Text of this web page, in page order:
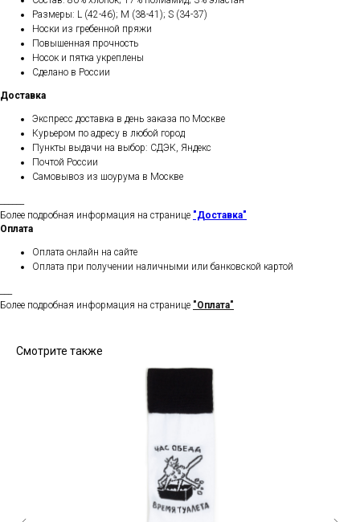
Размеры: L (42-46); M (38-41); S (34-37)
Носки из гребенной пряжи
Повышенная прочность
Носок и пятка укреплены
Сделано в России
Доставка
Экспресс доставка в день заказа по Москве
Курьером по адресу в любой город
Пункты выдачи на выбор: СДЭК, Яндекс
Почтой России
Самовывоз из шоурума в Москве
Более подробная информация на странице "Доставка"
Оплата
Оплата онлайн на сайте
Оплата при получении наличными или банковской картой
Более подробная информация на странице "Оплата"
Смотрите также